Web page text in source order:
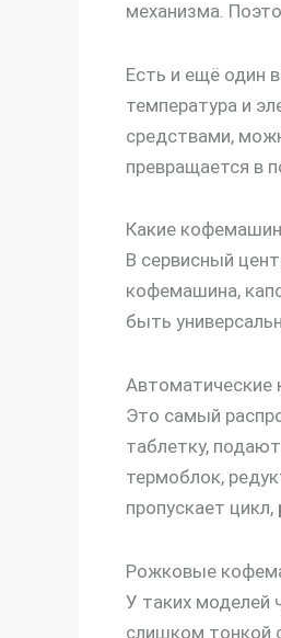
механизма.
Есть и ещё один
температура и
средствами,
превращается в
Какие
В сервисный
кофемашина,
быть
Это самый
таблетку,
термоблок,
пропускает цикл,
Рожковые
У таких моделей
слишком тонкой